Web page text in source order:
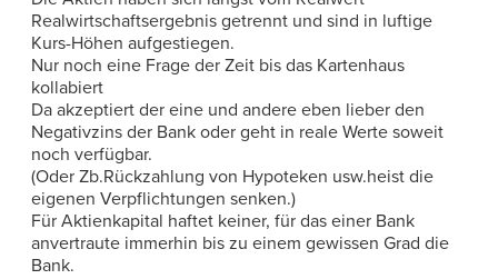
Realwirtschaftsergebnis getrennt und sind in luftige
Kurs-Höhen aufgestiegen.
Nur noch eine Frage der Zeit bis das Kartenhaus
kollabiert
Da akzeptiert der eine und andere eben lieber den
Negativzins der Bank oder geht in reale Werte soweit
noch verfügbar.
(Oder Zb.Rückzahlung von Hypoteken usw.heist die
eigenen Verpflichtungen senken.)
Für Aktienkapital haftet keiner, für das einer Bank
anvertraute immerhin bis zu einem gewissen Grad die
Bank.